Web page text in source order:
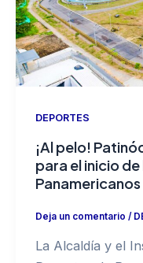
DEPORTES
¡Al pelo!
para el inicio
Panamericanos
Deja un comentario /
La Alcaldía y el